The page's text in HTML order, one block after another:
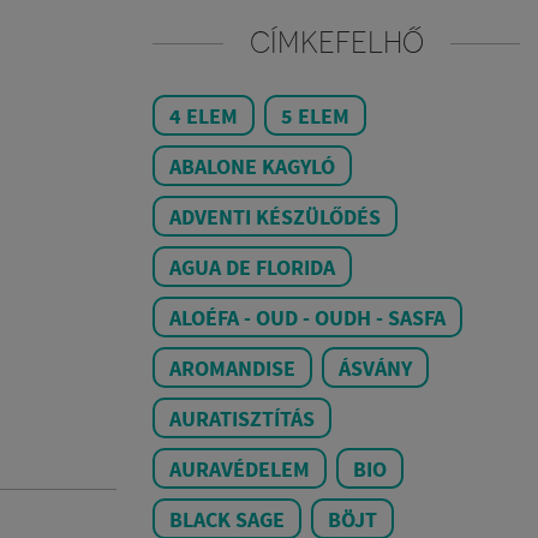
CÍMKEFELHŐ
4 ELEM
5 ELEM
ABALONE KAGYLÓ
ADVENTI KÉSZÜLŐDÉS
AGUA DE FLORIDA
ALOÉFA - OUD - OUDH - SASFA
AROMANDISE
ÁSVÁNY
AURATISZTÍTÁS
AURAVÉDELEM
BIO
BLACK SAGE
BÖJT